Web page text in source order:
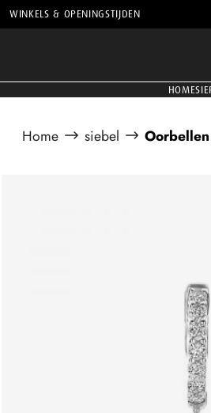
WINKELS & OPENINGSTIJDEN
HOME
Home siebel